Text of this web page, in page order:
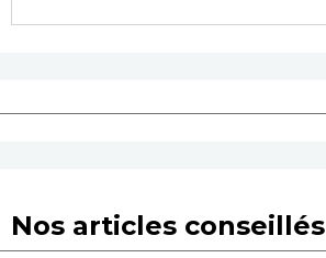
Nos articles conseillés